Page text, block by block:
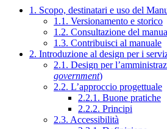
1. Scopo, destinatari e uso del
1.1. Versionamento e storico
1.2. Consultazione del
1.3. Contribuisci al manuale
2. Introduzione al design per i
2.1. Design per
government)
2.2. L’approccio progettuale
2.2.1. Buone pratiche
2.2.2. Principi
2.3. Accessibilità